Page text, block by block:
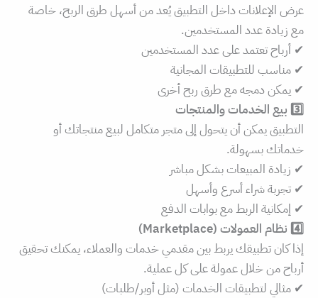
عرض الإعلانات داخل التطبيق يُعد من أسهل طرق الربح، خاصة
مع زيادة عدد المستخدمين.
✔ أرباح تعتمد على عدد المستخدمين
✔ مناسب للتطبيقات المجانية
✔ يمكن دمجه مع طرق ربح أخرى
3️⃣ بيع الخدمات والمنتجات
التطبيق يمكن أن يتحول إلى متجر متكامل لبيع منتجاتك أو
خدماتك بسهولة.
✔ زيادة المبيعات بشكل مباشر
✔ تجربة شراء أسرع وأسهل
✔ إمكانية الربط مع بوابات الدفع
4️⃣ نظام العمولات (Marketplace)
إذا كان تطبيقك يربط بين مقدمي خدمات والعملاء، يمكنك تحقيق
أرباح من خلال عمولة على كل عملية.
✔ مثالي لتطبيقات الخدمات (مثل أوبر/طلبات)